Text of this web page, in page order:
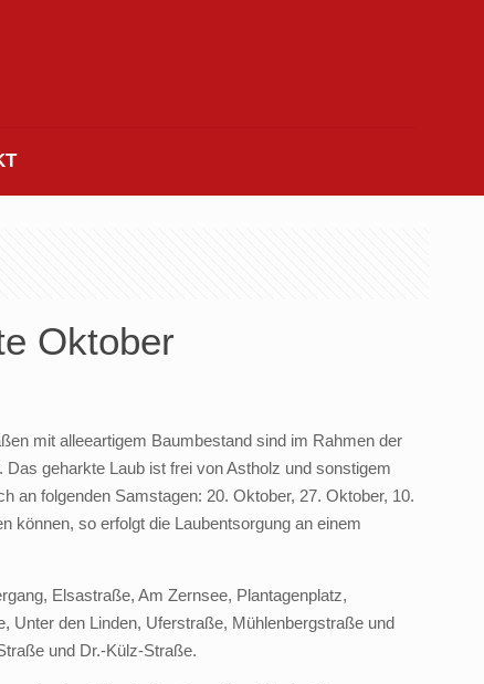
Oktober
mit alleeartigem Baumbestand sind im Rahmen der
geharkte Laub ist frei von Astholz und sonstigem
an folgenden Samstagen: 20. Oktober, 27. Oktober, 10.
können, so erfolgt die Laubentsorgung an einem
Elsastraße, Am Zernsee, Plantagenplatz,
den Linden, Uferstraße, Mühlenbergstraße und
und Dr.-Külz-Straße.